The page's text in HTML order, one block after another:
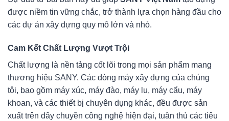
được niềm tin vững chắc, trở thành lựa chọn hàng đầu cho
các dự án xây dựng quy mô lớn và nhỏ.
Cam Kết Chất Lượng Vượt Trội
Chất lượng là nền tảng cốt lõi trong mọi sản phẩm mang
thương hiệu SANY. Các dòng máy xây dựng của chúng
tôi, bao gồm máy xúc, máy đào, máy lu, máy cẩu, máy
khoan, và các thiết bị chuyên dụng khác, đều được sản
xuất trên dây chuyền công nghệ hiện đại, tuân thủ các tiêu